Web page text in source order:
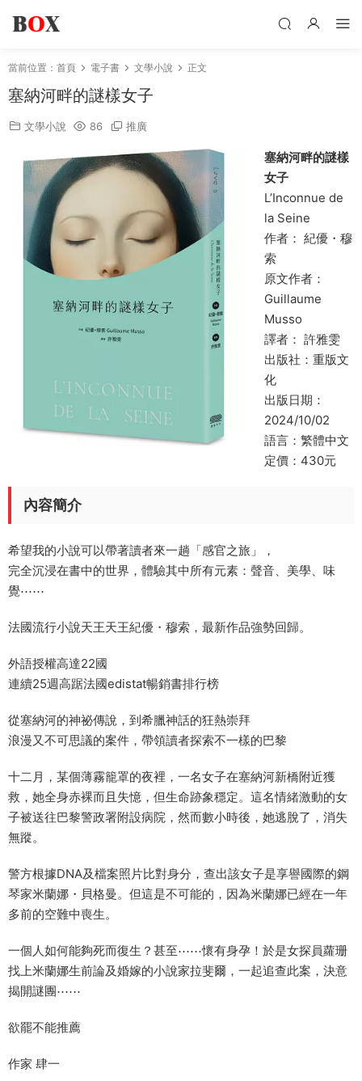
當前位置： 首頁 電子書 文學小說 正文
塞納河畔的謎樣女子
文學小說 86 推廣
塞納河畔的謎樣
女子
L’Inconnue de
la Seine
作者： 紀優・穆
索
原文作者：
Guillaume
Musso
譯者： 許雅雯
出版社：重版文
化
出版日期：
2024/10/02
語言：繁體中文
定價：430元
內容簡介
希望我的小說可以帶著讀者來一趟「感官之旅」，
完全沉浸在書中的世界，體驗其中所有元素：聲音、美學、味
覺⋯⋯
法國流行小說天王天王紀優・穆索，最新作品強勢回歸。
外語授權高達22國
連續25週高踞法國edistat暢銷書排行榜
從塞納河的神祕傳說，到希臘神話的狂熱崇拜
浪漫又不可思議的案件，帶領讀者探索不一樣的巴黎
十二月，某個薄霧籠罩的夜裡，一名女子在塞納河新橋附近獲
救，她全身赤裸而且失憶，但生命跡象穩定。這名情緒激動的女
子被送往巴黎警政署附設病院，然而數小時後，她逃脫了，消失
無蹤。
警方根據DNA及檔案照片比對身分，查出該女子是享譽國際的鋼
琴家米蘭娜・貝格曼。但這是不可能的，因為米蘭娜已經在一年
多前的空難中喪生。
一個人如何能夠死而復生？甚至⋯⋯懷有身孕！於是女探員蘿珊
找上米蘭娜生前論及婚嫁的小說家拉斐爾，一起追查此案，決意
揭開謎團⋯⋯
欲罷不能推薦
作家 肆一